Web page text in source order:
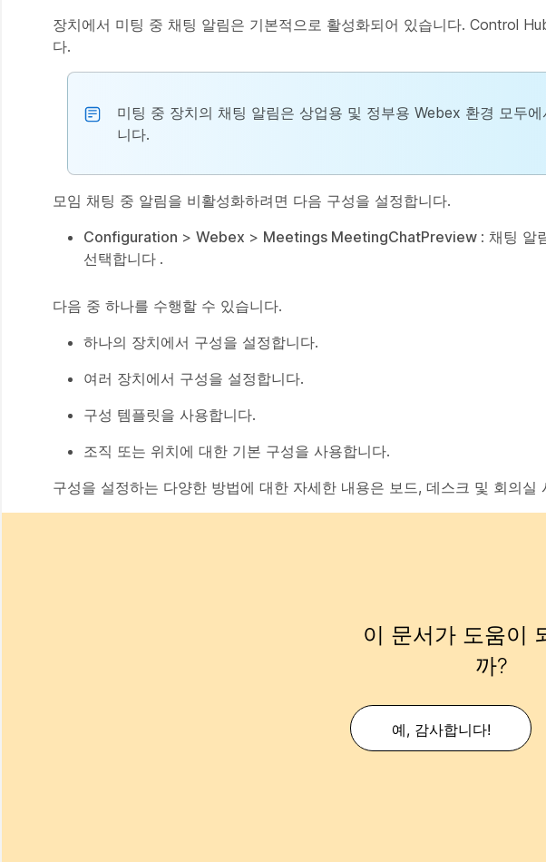
장치에서 미팅 중 채팅 알림은 기본적으로 활성화되어 있습니다. Control
다.
미팅 중 장치의 채팅 알림은 상업용 및 정부용 Webex 환경 모두
니다.
모임 채팅 중 알림을 비활성화하려면 다음 구성을 설정합니다.
Configuration > Webex > Meetings MeetingChatPreview : 채팅 알
선택합니다 .
다음 중 하나를 수행할 수 있습니다.
하나의 장치에서 구성을 설정합니다.
여러 장치에서 구성을 설정합니다.
구성 템플릿을 사용합니다.
조직 또는 위치에 대한 기본 구성을 사용합니다.
구성을 설정하는 다양한 방법에 대한 자세한 내용은 보드, 데스크 및 회의실
이 문서가 도움이
까?
예, 감사합니다!